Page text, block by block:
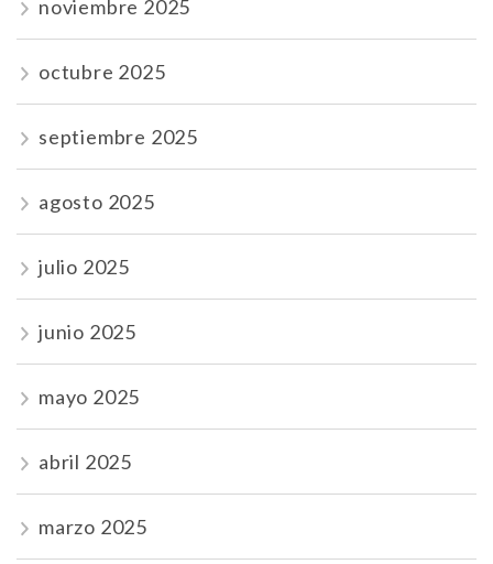
noviembre 2025
octubre 2025
septiembre 2025
agosto 2025
julio 2025
junio 2025
mayo 2025
abril 2025
marzo 2025